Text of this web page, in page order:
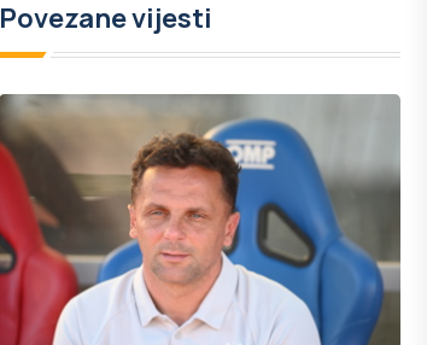
Povezane vijesti